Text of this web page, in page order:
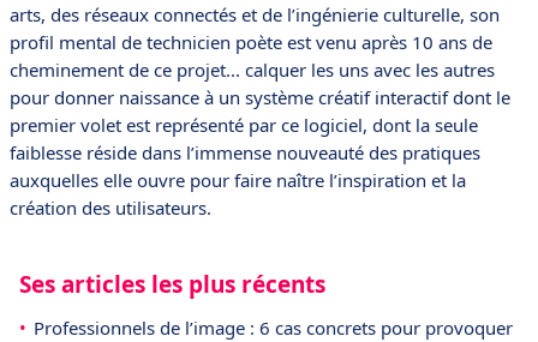
arts, des réseaux connectés et de l’ingénierie culturelle, son
profil mental de technicien poète est venu après 10 ans de
cheminement de ce projet... calquer les uns avec les autres
pour donner naissance à un système créatif interactif dont le
premier volet est représenté par ce logiciel, dont la seule
faiblesse réside dans l’immense nouveauté des pratiques
auxquelles elle ouvre pour faire naître l’inspiration et la
création des utilisateurs.
Ses articles les plus récents
Professionnels de l’image : 6 cas concrets pour provoquer